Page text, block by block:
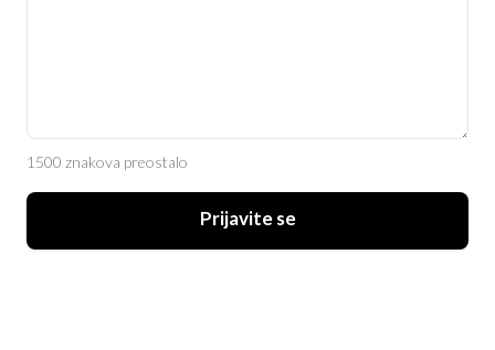
1500 znakova preostalo
Prijavite se